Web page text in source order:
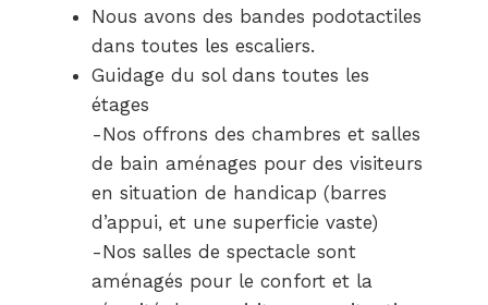
Nous avons des bandes podotactiles
dans toutes les escaliers.
Guidage du sol dans toutes les
étages
-Nos offrons des chambres et salles
de bain aménages pour des visiteurs
en situation de handicap (barres
d’appui, et une superficie vaste)
-Nos salles de spectacle sont
aménagés pour le confort et la